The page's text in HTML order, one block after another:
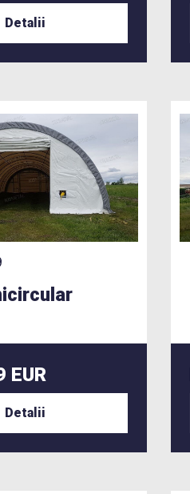
Detalii
EUR
Detalii